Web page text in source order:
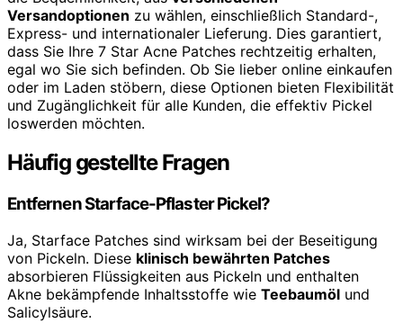
Versandoptionen zu wählen, einschließlich Standard-,
Express- und internationaler Lieferung. Dies garantiert,
dass Sie Ihre 7 Star Acne Patches rechtzeitig erhalten,
egal wo Sie sich befinden. Ob Sie lieber online einkaufen
oder im Laden stöbern, diese Optionen bieten Flexibilität
und Zugänglichkeit für alle Kunden, die effektiv Pickel
loswerden möchten.
Häufig gestellte Fragen
Entfernen Starface-Pflaster Pickel?
Ja, Starface Patches sind wirksam bei der Beseitigung
von Pickeln. Diese klinisch bewährten Patches
absorbieren Flüssigkeiten aus Pickeln und enthalten
Akne bekämpfende Inhaltsstoffe wie Teebaumöl und
Salicylsäure.